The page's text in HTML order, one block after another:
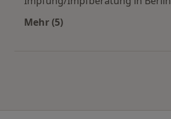
Mehr (5)